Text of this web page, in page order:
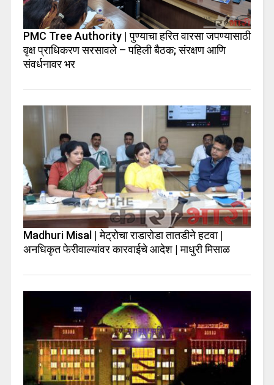
PMC Tree Authority | पुण्याचा हरित वारसा जपण्यासाठी
वृक्ष प्राधिकरण सरसावले – पहिली बैठक; संरक्षण आणि
संवर्धनावर भर
Madhuri Misal | मेट्रोचा राडारोडा तातडीने हटवा |
अनधिकृत फेरीवाल्यांवर कारवाईचे आदेश | माधुरी मिसाळ